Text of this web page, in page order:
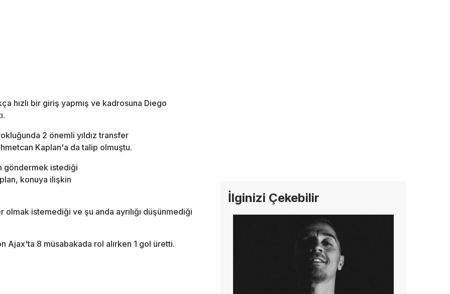
hızlı bir giriş yapmış ve kadrosuna Diego
2 önemli yıldız transfer
Kaplan'a da talip olmuştu.
göndermek istediği
konuya ilişkin
istemediği ve şu anda ayrılığı düşünmediği
Ajax'ta 8 müsabakada rol alırken 1 gol üretti.
İlginizi Çekebilir